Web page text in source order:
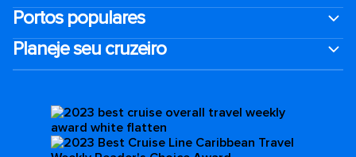
Portos populares
Planeje seu cruzeiro